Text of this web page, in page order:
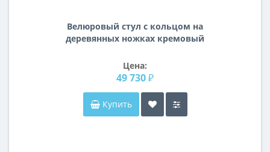
Велюровый стул с кольцом на
деревянных ножках кремовый
Цена:
49 730 ₽
Купить